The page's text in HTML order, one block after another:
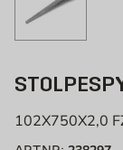
102X750X2,0